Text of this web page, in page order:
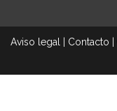
Aviso legal Contacto